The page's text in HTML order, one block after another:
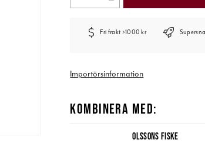
Fri frakt >1000 kr
Importörsinformation
KOMBINERA MED:
OLSSONS FISKE